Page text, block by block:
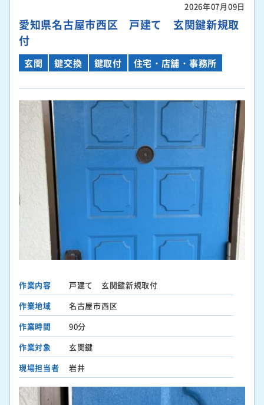
2026年07月09日
愛知県名古屋市西区 戸建て 玄関鍵新規取
付
玄関 鍵交換 鍵取付 住宅・店舗・事務所
作業内容
戸建て 玄関鍵新規取付
作業地域
名古屋市西区
作業時間
90分
作業対象
玄関鍵
現場担当者
岩井